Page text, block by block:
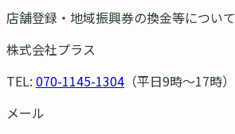
店舗登録・地域振興券の換金等について
株式会社プラス
TEL: 070-1145-1304 （平日9時〜17時）
メール